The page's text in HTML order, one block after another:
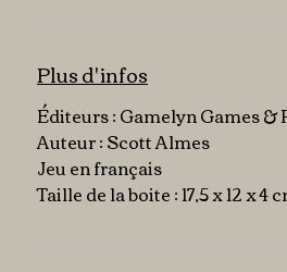
Plus d'infos
Éditeurs : Gamelyn Games &
Auteur : Scott Almes
Jeu en français
Taille de la boite : 17,5 x 12 x 4